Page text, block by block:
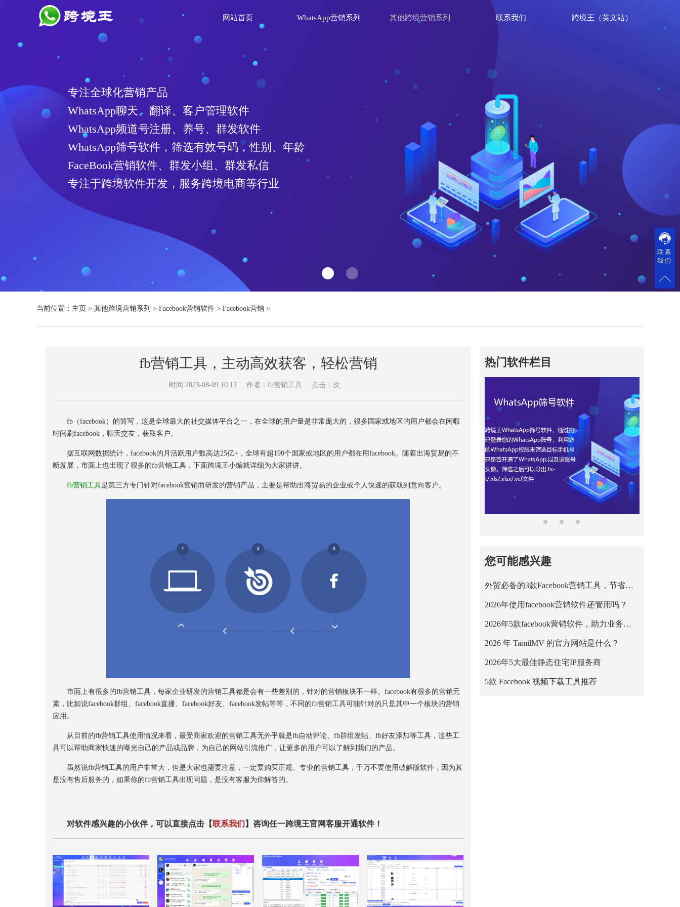
网站首页 WhatsApp营销系列 其他跨境营销系列 联系我们 跨境王（英文站）
专注全球化营销产品
WhatsApp聊天、翻译、客户管理软件
WhatsApp频道号注册、养号、群发软件
WhatsApp筛号软件，筛选有效号码，性别、年龄
FaceBook营销软件、群发小组、群发私信
专注于跨境软件开发，服务跨境电商等行业
当前位置： 主页 > 其他跨境营销系列 > Facebook营销软件 > Facebook营销 >
fb营销工具，主动高效获客，轻松营销
时间:2023-08-09 10:13 作者：fb营销工具 点击： 次
fb（facebook）的简写，这是全球最大的社交媒体平台之一，在全球的用户量是非常庞大的，很多国家或地区的用户都会在闲暇
时间刷facebook，聊天交友，获取客户。
据互联网数据统计，facebook的月活跃用户数高达25亿+，全球有超190个国家或地区的用户都在用facebook。随着出海贸易的不
断发展，市面上也出现了很多的fb营销工具，下面跨境王小编就详细为大家讲讲。
fb营销工具是第三方专门针对facebook营销而研发的营销产品，主要是帮助出海贸易的企业或个人快速的获取到意向客户。
市面上有很多的fb营销工具，每家企业研发的营销工具都是会有一些差别的，针对的营销板块不一样。facebook有很多的营销元
素，比如说facebook群组、facebook直播、facebook好友、facebook发帖等等，不同的fb营销工具可能针对的只是其中一个板块的营销
应用。
从目前的fb营销工具使用情况来看，最受商家欢迎的营销工具无外乎就是fb自动评论、fb群组发帖、fb好友添加等工具，这些工
具可以帮助商家快速的曝光自己的产品或品牌，为自己的网站引流推广，让更多的用户可以了解到我们的产品。
虽然说fb营销工具的用户非常大，但是大家也需要注意，一定要购买正规、专业的营销工具，千万不要使用破解版软件，因为其
是没有售后服务的，如果你的fb营销工具出现问题，是没有客服为你解答的。
对软件感兴趣的小伙伴，可以直接点击【联系我们 】咨询任一跨境王官网客服开通软件！
热门软件栏目
您可能感兴趣
外贸必备的3款Facebook营销工具，节省营销成本！
2026年使用facebook营销软件还管用吗？
2026年5款facebook营销软件，助力业务平稳运行！
2026 年 TamilMV 的官方网站是什么？
2026年5大最佳静态住宅IP服务商
5款 Facebook 视频下载工具推荐
联系
我们